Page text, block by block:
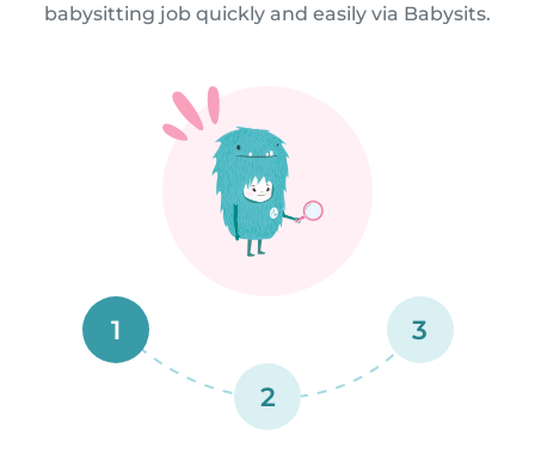
babysitting job quickly and easily via Babysits.
1
2
3